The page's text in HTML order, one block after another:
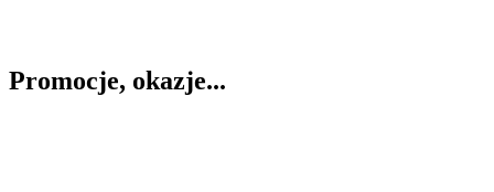
Promocje, okazje...